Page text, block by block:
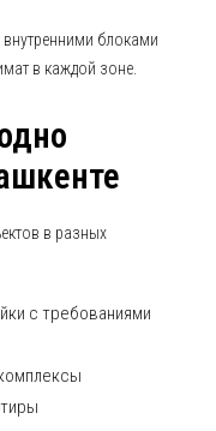
внутренними блоками
в каждой зоне.
в разных
с требованиями